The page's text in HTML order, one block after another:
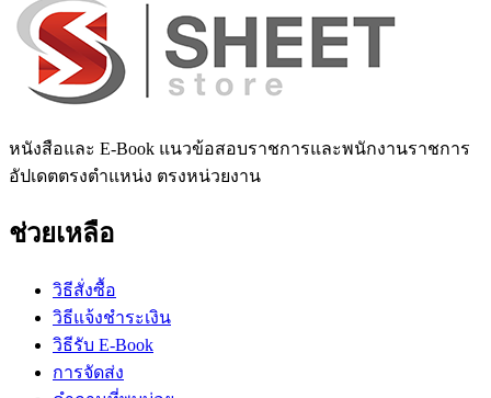
หนังสือและ E-Book แนวข้อสอบราชการและพนักงานราชการ
อัปเดตตรงตำแหน่ง ตรงหน่วยงาน
ช่วยเหลือ
วิธีสั่งซื้อ
วิธีแจ้งชำระเงิน
วิธีรับ E-Book
การจัดส่ง